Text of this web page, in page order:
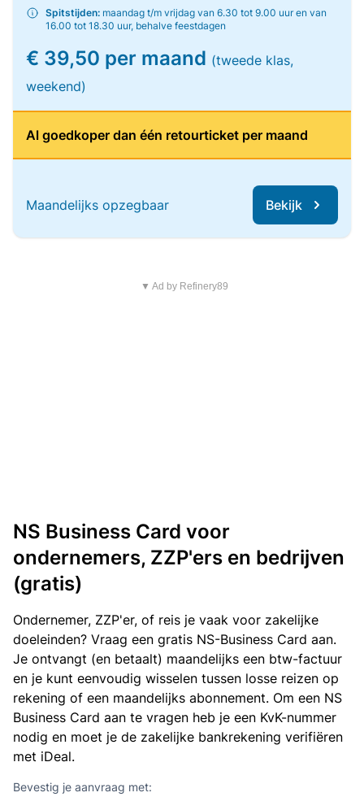
Spitstijden: maandag t/m vrijdag van 6.30 tot 9.00 uur en van
16.00 tot 18.30 uur, behalve feestdagen
€ 39,50 per maand (tweede klas,
weekend)
Al goedkoper dan één retourticket per maand
Maandelijks opzegbaar Bekijk
▼ Ad by Refinery89
NS Business Card voor
ondernemers, ZZP'ers en bedrijven
(gratis)
Ondernemer, ZZP'er, of reis je vaak voor zakelijke
doeleinden? Vraag een gratis NS-Business Card aan.
Je ontvangt (en betaalt) maandelijks een btw-factuur
en je kunt eenvoudig wisselen tussen losse reizen op
rekening of een maandelijks abonnement. Om een NS
Business Card aan te vragen heb je een KvK-nummer
nodig en moet je de zakelijke bankrekening verifiëren
met iDeal.
Bevestig je aanvraag met: